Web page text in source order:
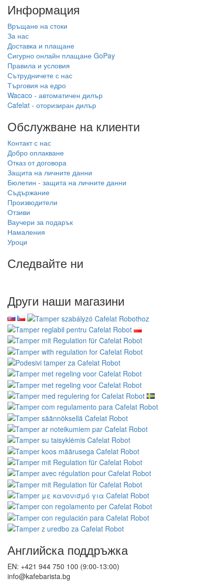
Информация
Връщане на стоки
За нас
Доставка и плащане
Сигурно онлайн плащане GoPay
Правила и условия
Сътрудничете с нас
Търговия на едро
Wacaco - автоматичен дилър
Cafelat - оторизиран дилър
Обслужване на клиенти
Контакт с нас
Добро оплакване
Отказ от договора
Защита на личните данни
Бюлетин - защита на личните данни
Съдържание
Производители
Отзиви
Ваучери за подарък
Намаления
Уроци
Следвайте ни
Други наши магазини
Английска поддръжка
EN: +421 944 750 100 (9:00-13:00)
info@kafebarista.bg